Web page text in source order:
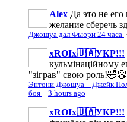
Аlеx Да это не
желание сберечь
Джошуа дал Фьюри 24 часа ·
xROIx🇺🇦УКР!!!
кульмінаційному
"зіграв" свою роль!🤣🤡
Энтони Джошуа – Джейк
боя · 3 hours ago
xROIx🇺🇦УКР!!!